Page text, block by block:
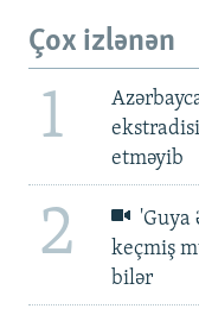
Çox izlənən
1
etməyib
2
'Guya
keçmiş
bilər